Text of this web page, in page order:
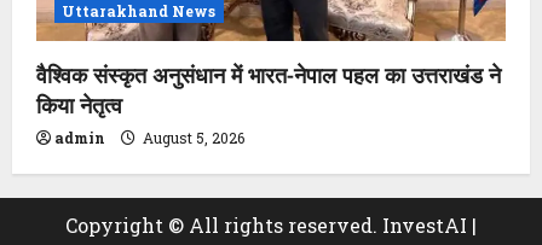
Uttarakhand News
वैश्विक संस्कृत अनुसंधान में भारत-नेपाल पहल का उत्तराखंड ने
किया नेतृत्व
admin August 5, 2026
Copyright © All rights reserved. InvestAI |